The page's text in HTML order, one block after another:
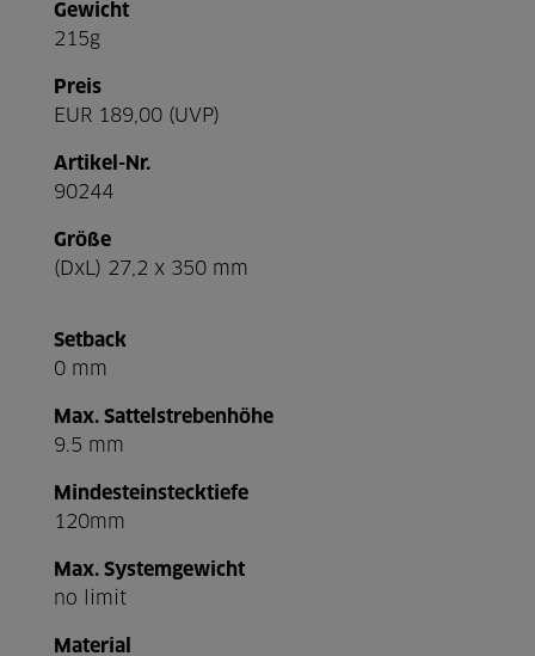
Gewicht
215g
Preis
EUR 189,00 (UVP)
Artikel-Nr.
90244
Größe
(DxL) 27,2 x 350 mm
Setback
0 mm
Max. Sattelstrebenhöhe
9.5 mm
Mindesteinstecktiefe
120mm
Max. Systemgewicht
no limit
Material